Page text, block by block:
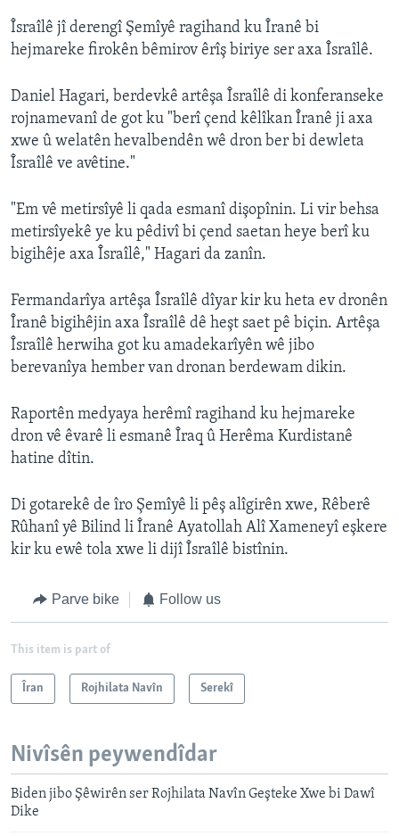
Îsraîlê jî derengî Şemîyê ragihand ku Îranê bi
hejmareke firokên bêmirov êrîş biriye ser axa Îsraîlê.
Daniel Hagari, berdevkê artêşa Îsraîlê di konferanseke
rojnamevanî de got ku "berî çend kêlîkan Îranê ji axa
xwe û welatên hevalbendên wê dron ber bi dewleta
Îsraîlê ve avêtine."
"Em vê metirsîyê li qada esmanî dişopînin. Li vir behsa
metirsîyekê ye ku pêdivî bi çend saetan heye berî ku
bigihêje axa Îsraîlê," Hagari da zanîn.
Fermandarîya artêşa Îsraîlê dîyar kir ku heta ev dronên
Îranê bigihêjin axa Îsraîlê dê heşt saet pê biçin. Artêşa
Îsraîlê herwiha got ku amadekarîyên wê jibo
berevanîya hember van dronan berdewam dikin.
Raportên medyaya herêmî ragihand ku hejmareke
dron vê êvarê li esmanê Îraq û Herêma Kurdistanê
hatine dîtin.
Di gotarekê de îro Şemîyê li pêş alîgirên xwe, Rêberê
Rûhanî yê Bilind li Îranê Ayatollah Alî Xameneyî eşkere
kir ku ewê tola xwe li dijî Îsraîlê bistînin.
Parve bike Follow us
This item is part of
Îran Rojhilata Navîn Serekî
Nivîsên peywendîdar
Biden jibo Şêwirên ser Rojhilata Navîn Geşteke Xwe bi Dawî
Dike